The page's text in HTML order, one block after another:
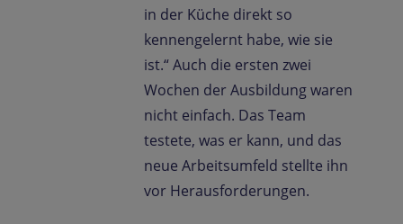
in der Küche direkt so
kennengelernt habe, wie sie
ist.“ Auch die ersten zwei
Wochen der Ausbildung waren
nicht einfach. Das Team
testete, was er kann, und das
neue Arbeitsumfeld stellte ihn
vor Herausforderungen.